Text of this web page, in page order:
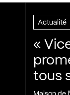
Actualité
«
tous